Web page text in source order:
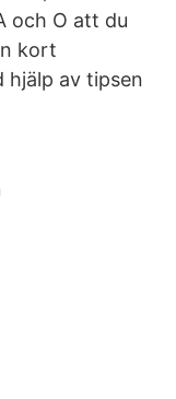
och O att du
kort
hjälp av tipsen